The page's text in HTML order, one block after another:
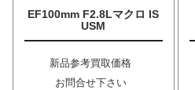
EF100mm F2.8Lマクロ IS
USM
新品参考買取価格
お問合せ下さい